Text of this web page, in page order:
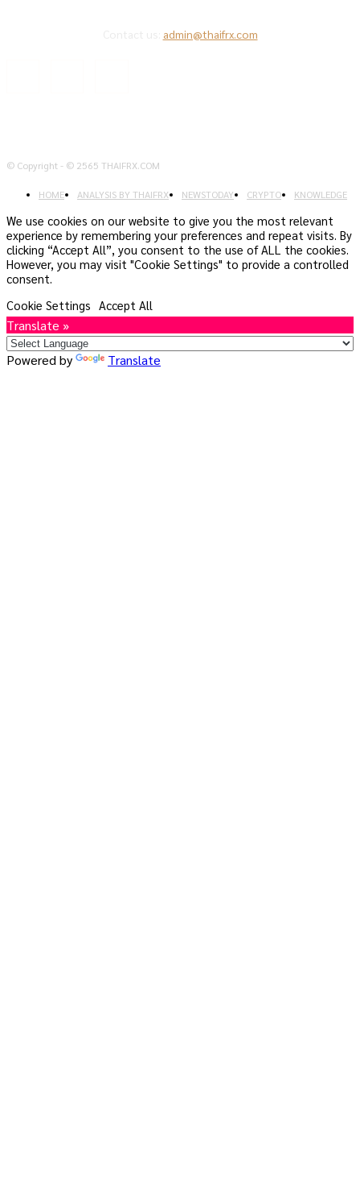
admin@thaifrx.com
© Copyright - © 2565 THAIFRX.COM
HOME ANALYSIS BY THAIFRX NEWSTODAY CRYPTO KNOWLEDGE
We use cookies on our website to give you the most relevant
experience by remembering your preferences and repeat visits. By
clicking “Accept All”, you consent to the use of ALL the cookies.
However, you may visit "Cookie Settings" to provide a controlled
consent.
Cookie Settings
Accept All
Translate »
Powered by Translate